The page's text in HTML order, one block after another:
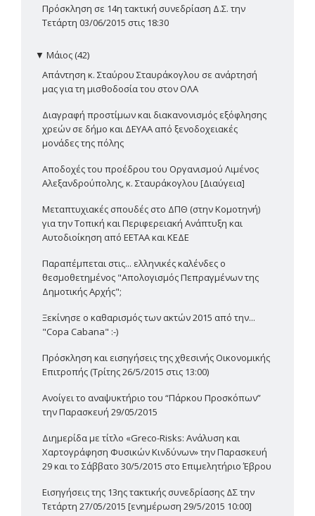
Πρόσκληση σε 14η τακτική συνεδρίαση Δ.Σ. την
Τετάρτη 03/06/2015 στις 18:30
▼ Μάιος (42)
Απάντηση κ. Σταύρου Σταυράκογλου σε ανάρτησή
μας για τη μισθοδοσία του στον ΟΛΑ
Διαγραφή προστίμων και διακανονισμός εξόφλησης
χρεών σε δήμο και ΔΕΥΑΑ από ξενοδοχειακές
μονάδες της πόλης
Αποδοχές του προέδρου του Οργανισμού Λιμένος
Αλεξανδρούπολης, κ. Σταυράκογλου [Διαύγεια]
Μεταπτυχιακές σπουδές στο ΔΠΘ (στην Κομοτηνή)
για την Τοπική και Περιφερειακή Ανάπτυξη και
Αυτοδιοίκηση από ΕΕΤΑΑ και ΚΕΔΕ
Παραπέμπεται στις... ελληνικές καλένδες ο
θεσμοθετημένος "Απολογισμός Πεπραγμένων της
Δημοτικής Αρχής";
Ξεκίνησε ο καθαρισμός των ακτών 2015 από την...
"Copa Cabana" :-)
Πρόσκληση και εισηγήσεις της χθεσινής Οικονομικής
Επιτροπής (Τρίτης 26/5/2015 στις 13:00)
Ανοίγει το αναψυκτήριο του “Πάρκου Προσκόπων”
την Παρασκευή 29/05/2015
Διημερίδα με τίτλο «Greco-Risks: Ανάλυση και
Χαρτογράφηση Φυσικών Κινδύνων» την Παρασκευή
29 και το Σάββατο 30/5/2015 στο Επιμελητήριο Έβρου
Εισηγήσεις της 13ης τακτικής συνεδρίασης ΔΣ την
Τετάρτη 27/05/2015 [ενημέρωση 29/5/2015 10:00]